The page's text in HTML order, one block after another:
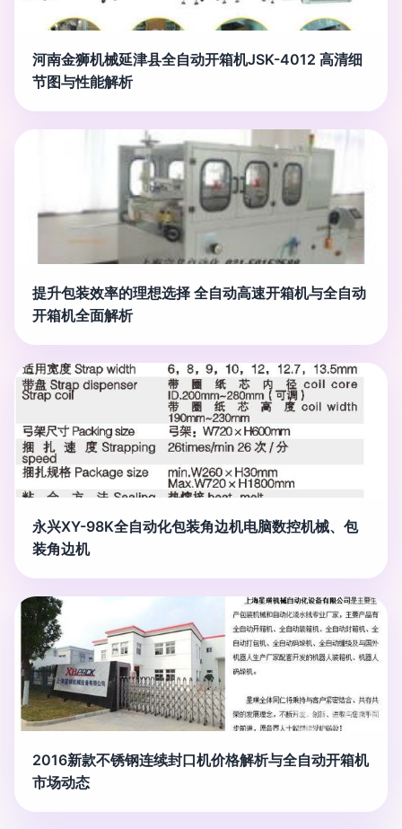
河南金狮机械延津县全自动开箱机JSK-4012 高清细
节图与性能解析
提升包装效率的理想选择 全自动高速开箱机与全自动
开箱机全面解析
永兴XY-98K全自动化包装角边机电脑数控机械、包
装角边机
2016新款不锈钢连续封口机价格解析与全自动开箱机
市场动态